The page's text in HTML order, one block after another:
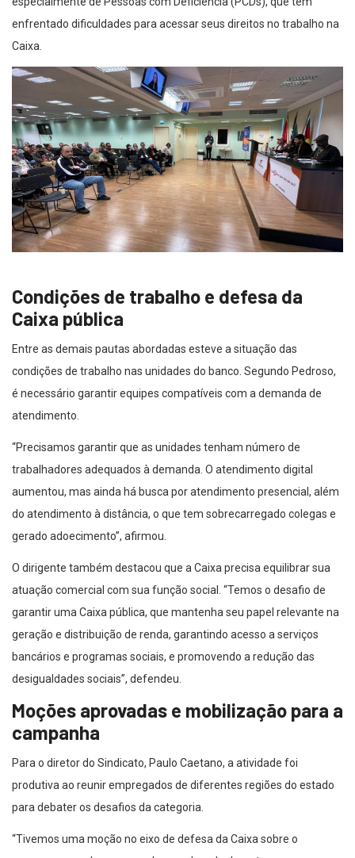
enfrentado dificuldades para acessar seus direitos no trabalho na
Caixa.
Condições de trabalho e defesa da
Caixa pública
Entre as demais pautas abordadas esteve a situação das
condições de trabalho nas unidades do banco. Segundo Pedroso,
é necessário garantir equipes compatíveis com a demanda de
atendimento.
“Precisamos garantir que as unidades tenham número de
trabalhadores adequados à demanda. O atendimento digital
aumentou, mas ainda há busca por atendimento presencial, além
do atendimento à distância, o que tem sobrecarregado colegas e
gerado adoecimento”, afirmou.
O dirigente também destacou que a Caixa precisa equilibrar sua
atuação comercial com sua função social. “Temos o desafio de
garantir uma Caixa pública, que mantenha seu papel relevante na
geração e distribuição de renda, garantindo acesso a serviços
bancários e programas sociais, e promovendo a redução das
desigualdades sociais”, defendeu.
Moções aprovadas e mobilização para a
campanha
Para o diretor do Sindicato, Paulo Caetano, a atividade foi
produtiva ao reunir empregados de diferentes regiões do estado
para debater os desafios da categoria.
“Tivemos uma moção no eixo de defesa da Caixa sobre o